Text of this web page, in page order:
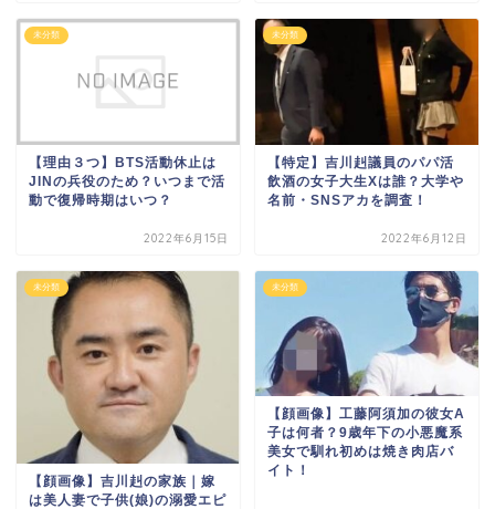
未分類
【理由３つ】BTS活動休止は
JINの兵役のため？いつまで活
動で復帰時期はいつ？
2022年6月15日
未分類
【特定】吉川赳議員のパパ活
飲酒の女子大生Xは誰？大学や
名前・SNSアカを調査！
2022年6月12日
未分類
【顔画像】吉川赳の家族｜嫁
は美人妻で子供(娘)の溺愛エピ
未分類
【顔画像】工藤阿須加の彼女A
子は何者？9歳年下の小悪魔系
美女で馴れ初めは焼き肉店バ
イト！